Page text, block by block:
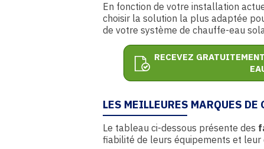
En fonction de votre installation
choisir la solution la plus adaptée
de votre système de chauffe-eau
RECEVEZ
LES MEILLEURES MARQUES
Le tableau ci-dessous présente des
fiabilité de leurs équipements et